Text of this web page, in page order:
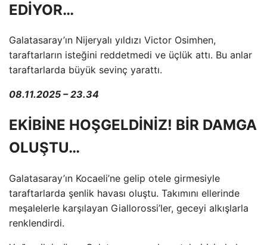
EDİYOR…
Galatasaray’ın Nijeryalı yıldızı Victor Osimhen,
taraftarların isteğini reddetmedi ve üçlük attı. Bu anlar
taraftarlarda büyük sevinç yarattı.
08.11.2025 – 23.34
EKİBİNE HOŞGELDİNİZ! BİR DAMGA
OLUŞTU…
Galatasaray’ın Kocaeli’ne gelip otele girmesiyle
taraftarlarda şenlik havası oluştu. Takımını ellerinde
meşalelerle karşılayan Giallorossi’ler, geceyi alkışlarla
renklendirdi.